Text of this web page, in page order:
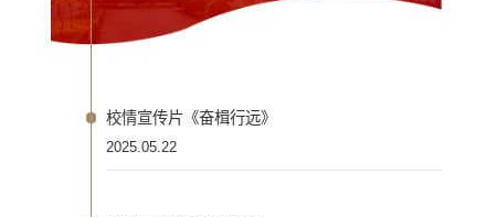
校情宣传片《奋楫行远》
2025.05.22